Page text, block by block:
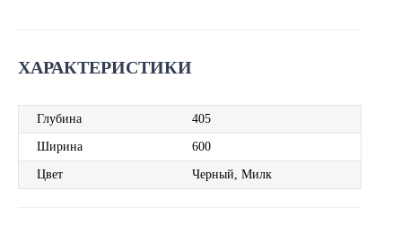
ХАРАКТЕРИСТИКИ
Глубина 405
Ширина 600
Цвет Черный, Милк